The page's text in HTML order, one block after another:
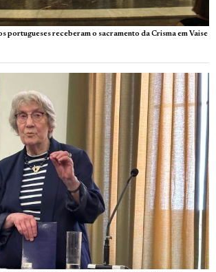
portugueses receberam o sacramento da Crisma em Vaise